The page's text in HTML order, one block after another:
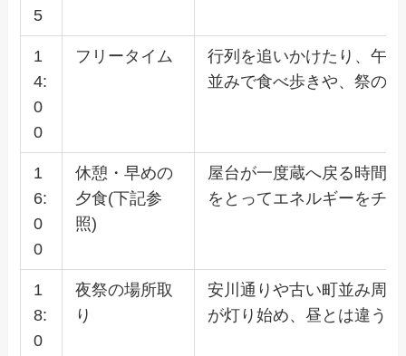
5
1
4:
0
0
フリータイム
行列を追いかけたり、午
並みで食べ歩きや、祭の
1
6:
0
0
休憩・早めの
夕食(下記参
照)
屋台が一度蔵へ戻る時間
をとってエネルギーをチ
1
8:
0
夜祭の場所取
り
安川通りや古い町並み周
が灯り始め、昼とは違う